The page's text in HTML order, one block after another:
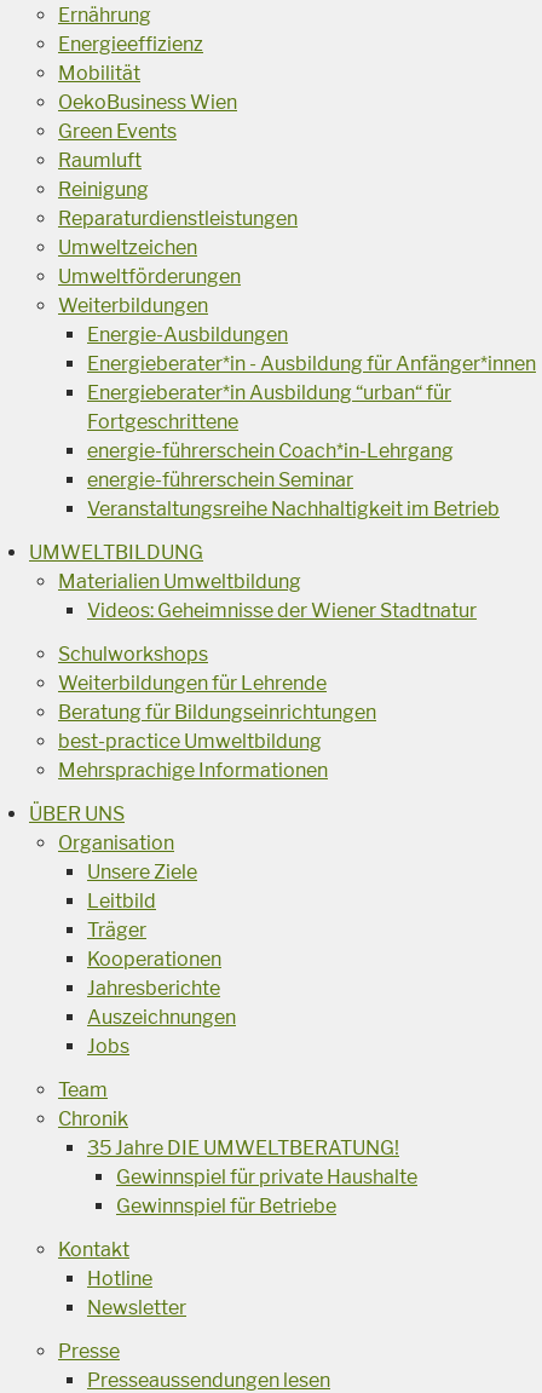
Ernährung
Energieeffizienz
Mobilität
OekoBusiness Wien
Green Events
Raumluft
Reinigung
Reparaturdienstleistungen
Umweltzeichen
Umweltförderungen
Weiterbildungen
Energie-Ausbildungen
Energieberater*in - Ausbildung für Anfänger*innen
Energieberater*in Ausbildung “urban“ für
Fortgeschrittene
energie-führerschein Coach*in-Lehrgang
energie-führerschein Seminar
Veranstaltungsreihe Nachhaltigkeit im Betrieb
UMWELTBILDUNG
Materialien Umweltbildung
Videos: Geheimnisse der Wiener Stadtnatur
Schulworkshops
Weiterbildungen für Lehrende
Beratung für Bildungseinrichtungen
best-practice Umweltbildung
Mehrsprachige Informationen
ÜBER UNS
Organisation
Unsere Ziele
Leitbild
Träger
Kooperationen
Jahresberichte
Auszeichnungen
Jobs
Team
Chronik
35 Jahre DIE UMWELTBERATUNG!
Gewinnspiel für private Haushalte
Gewinnspiel für Betriebe
Kontakt
Hotline
Newsletter
Presse
Presseaussendungen lesen